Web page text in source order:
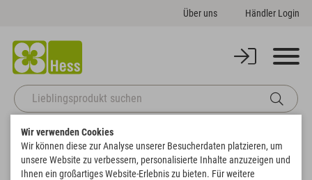
Über uns Händler Login
Startseite Themenwelten
Zurück zur Artikelübersicht
Wir verwenden Cookies
Wir können diese zur Analyse unserer Besucherdaten platzieren, um
unsere Website zu verbessern, personalisierte Inhalte anzuzeigen und
Ihnen ein großartiges Website-Erlebnis zu bieten. Für weitere